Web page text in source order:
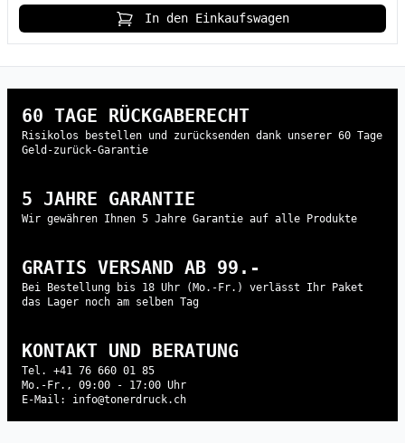
In den Einkaufswagen
60 TAGE RÜCKGABERECHT
Risikolos bestellen und zurücksenden dank unserer 60 Tage
Geld-zurück-Garantie
5 JAHRE GARANTIE
Wir gewähren Ihnen 5 Jahre Garantie auf alle Produkte
GRATIS VERSAND AB 99.-
Bei Bestellung bis 18 Uhr (Mo.-Fr.) verlässt Ihr Paket
das Lager noch am selben Tag
KONTAKT UND BERATUNG
Tel. +41 76 660 01 85
Mo.-Fr., 09:00 - 17:00 Uhr
E-Mail: info@tonerdruck.ch